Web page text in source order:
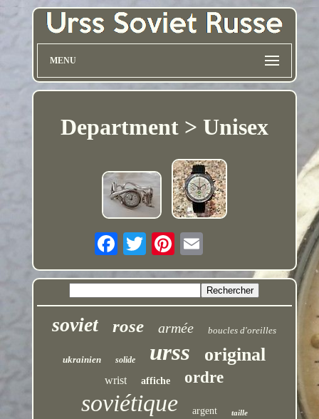
MENU
Department > Unisex
soviet rose armée boucles d'oreilles
ukrainien solide urss original
wrist affiche ordre
soviétique argent taille